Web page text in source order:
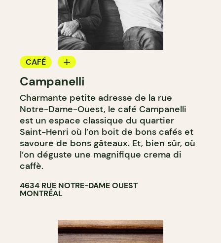
CAFÉ
COMPTOIR
Campanelli
Charmante petite adresse de la rue
Notre-Dame-Ouest, le café Campanelli
est un espace classique du quartier
Saint-Henri où l’on boit de bons cafés et
savoure de bons gâteaux. Et, bien sûr, où
l’on déguste une magnifique crema di
caffè.
4634 RUE NOTRE-DAME OUEST
MONTRÉAL